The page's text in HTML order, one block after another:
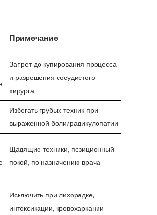
Примечание
Запрет до купирования процесса
и разрешения сосудистого
хирурга
Избегать грубых техник при
выраженной боли/радикулопатии
Щадящие техники, позиционный
покой, по назначению врача
Исключить при лихорадке,
интоксикации, кровохаркании